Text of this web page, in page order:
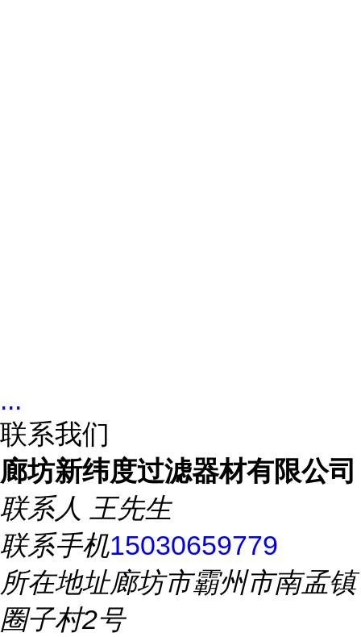
...
联系我们
廊坊新纬度过滤器材有限公司
联系人 王先生
联系手机15030659779
所在地址廊坊市霸州市南孟镇
圈子村2号